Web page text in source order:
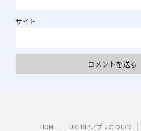
サイト
HOME URTRIPアプリについて